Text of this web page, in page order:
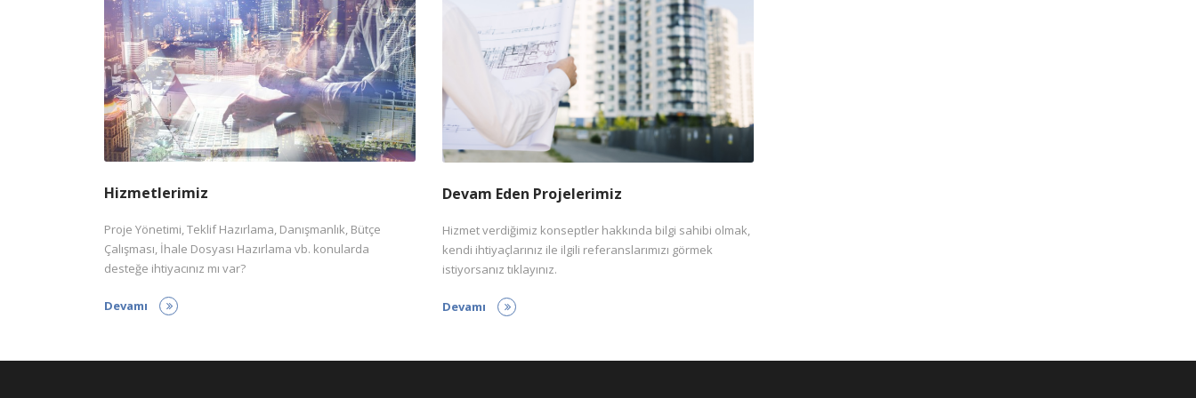
Hizmetlerimiz
Proje Yönetimi, Teklif Hazırlama, Danışmanlık, Bütçe
Çalışması, İhale Dosyası Hazırlama vb. konularda
desteğe ihtiyacınız mı var?
Devamı
Devam Eden Projelerimiz
Hizmet verdiğimiz konseptler hakkında bilgi sahibi olmak,
kendi ihtiyaçlarınız ile ilgili referanslarımızı görmek
istiyorsanız tıklayınız.
Devamı